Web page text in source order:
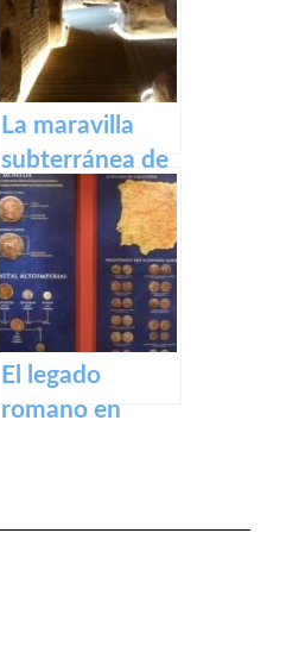
La maravilla
subterránea de
Arnedo: La
cueva de los
cien pilares
El legado
romano en